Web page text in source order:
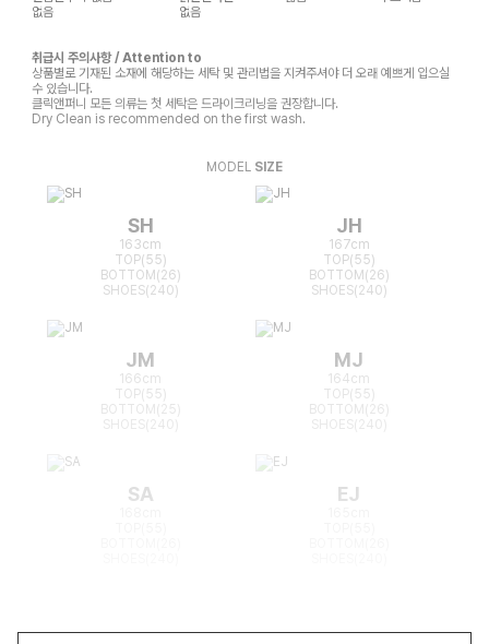
없음
없음
취급시 주의사항 / Attention to
상품별로 기재된 소재에 해당하는 세탁 및 관리법을 지켜주셔야 더 오래 예쁘게 입으실
수 있습니다.
클릭앤퍼니 모든 의류는 첫 세탁은 드라이크리닝을 권장합니다.
Dry Clean is recommended on the first wash.
MODEL SIZE
SH
163cm
TOP(55)
BOTTOM(26)
SHOES(240)
JH
167cm
TOP(55)
BOTTOM(26)
SHOES(240)
JM
166cm
TOP(55)
BOTTOM(25)
MJ
164cm
TOP(55)
BOTTOM(26)
SA EJ